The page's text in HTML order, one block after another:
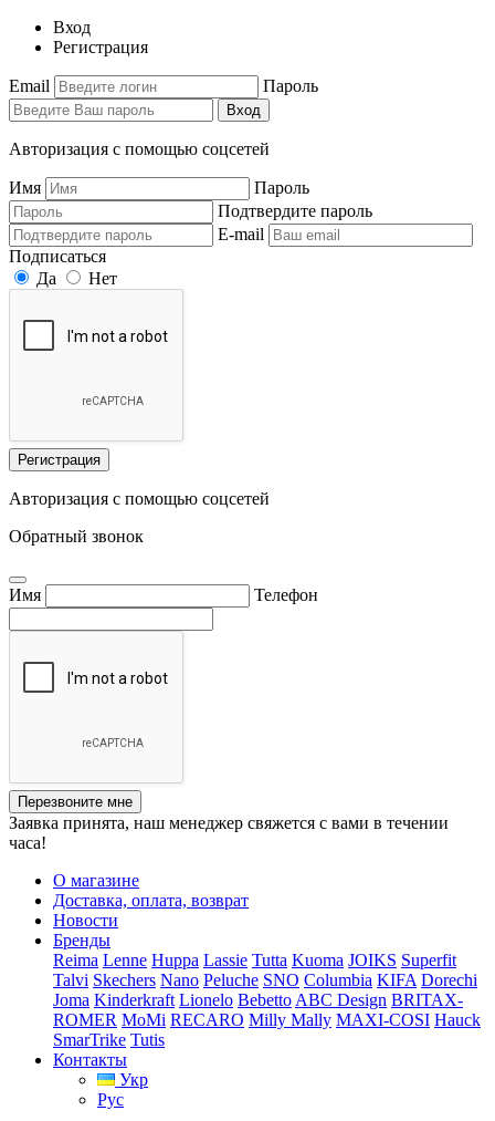
Вход
Регистрация
Email Пароль
Вход
Авторизация с помощью соцсетей
Имя
Пароль
Подтвердите пароль
E-mail
Подписаться
Да
Нет
Регистрация
Авторизация с помощью соцсетей
Обратный звонок
Имя Телефон
Перезвоните мне
Заявка принята, наш менеджер свяжется с вами в течении
часа!
О магазине
Доставка, оплата, возврат
Новости
Бренды
Reima Lenne Huppa Lassie Tutta Kuoma JOIKS Superfit
Talvi Skechers Nano Peluche SNO Columbia KIFA Dorechi
Joma Kinderkraft Lionelo Bebetto ABC Design BRITAX-
ROMER MoMi RECARO Milly Mally MAXI-COSI Hauck
SmarTrike Tutis
Контакты
Укр
Рус